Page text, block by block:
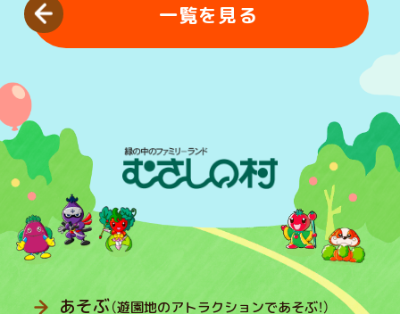
一覧を見る
あそぶ（遊園地のアトラクションであそぶ！）